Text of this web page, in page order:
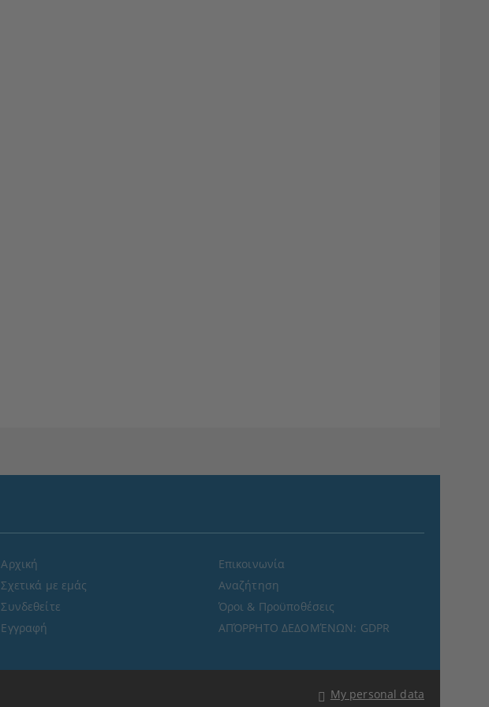
Αρχική
Σχετικά με εμάς
Συνδεθείτε
Εγγραφή
Επικοινωνία
Αναζήτηση
Όροι & Προϋποθέσεις
ΑΠΌΡΡΗΤΟ ΔΕΔΟΜΈΝΩΝ: GDPR
My personal data